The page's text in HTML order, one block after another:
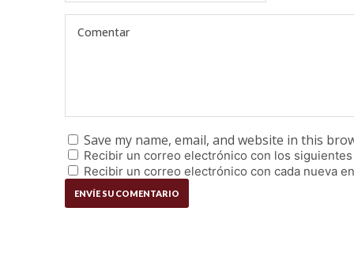
Save my name, email, and website in this
Recibir un correo electrónico con los
Recibir un correo electrónico con cada nueva